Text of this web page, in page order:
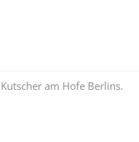
Kutscher am Hofe Berlins.